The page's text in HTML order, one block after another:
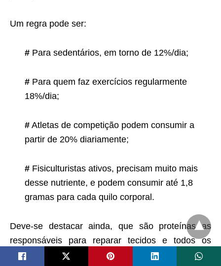
Um regra pode ser:
# Para sedentários, em torno de 12%/dia;
# Para quem faz exercícios regularmente
18%/dia;
# Atletas de competição podem consumir a
partir de 20% diariamente;
# Fisiculturistas ativos, precisam muito mais
desse nutriente, e podem consumir até 1,8
gramas para cada quilo corporal.
Deve-se destacar ainda, que são proteínas as
responsáveis para reparar tecidos e todos os
músculos, principalmente para preservar a massa